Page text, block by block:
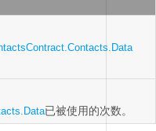
已被使用的次数。